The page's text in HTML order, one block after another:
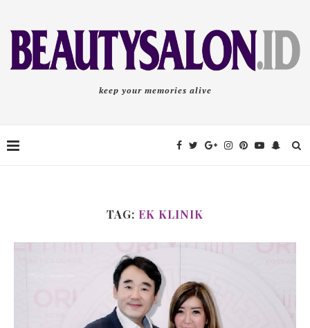
keep your memories alive
TAG: EK KLINIK